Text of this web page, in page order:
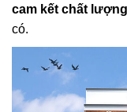
cam kết chất
có.